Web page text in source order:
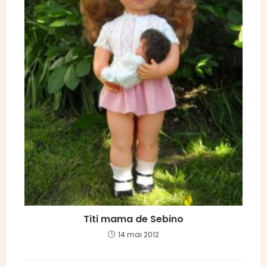
Titi mama de Sebino
14 mai 2012